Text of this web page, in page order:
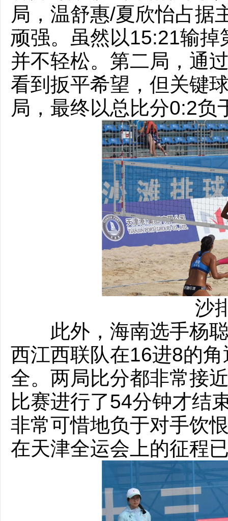
局，温舒惠/夏欣怡占据
顽强。虽然以15:21输
并不轻松。第二局，通
看到扳平希望，但关键
局，最终以总比分0:2负
沙
此外，海南选手杨聪
西江西联队在16进8的
全。两局比分都非常接
比赛进行了54分钟才结
非常可惜地负于对手饮
在天津全运会上的征程